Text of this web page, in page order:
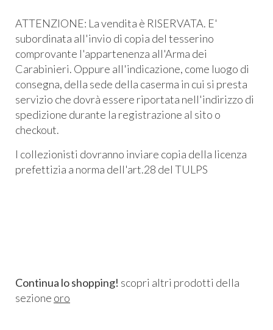
ATTENZIONE: La vendita è RISERVATA. E'
subordinata all'invio di copia del tesserino
comprovante l'appartenenza all'Arma dei
Carabinieri. Oppure all'indicazione, come luogo di
consegna, della sede della caserma in cui si presta
servizio che dovrà essere riportata nell'indirizzo di
spedizione durante la registrazione al sito o
checkout.
I collezionisti dovranno inviare copia della licenza
prefettizia a norma dell'art.28 del TULPS
Continua lo shopping! scopri altri prodotti della
sezione oro